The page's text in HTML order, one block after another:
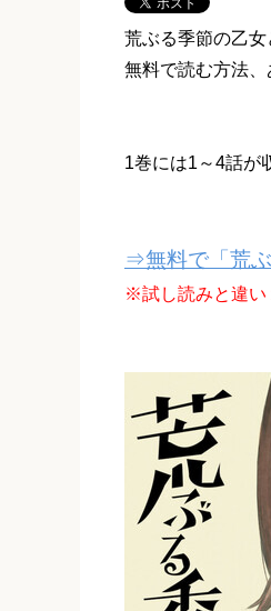
荒ぶる季節の乙
無料で読む方法、
1巻には1～4話が
⇒無料で「荒
※試し読みと違い